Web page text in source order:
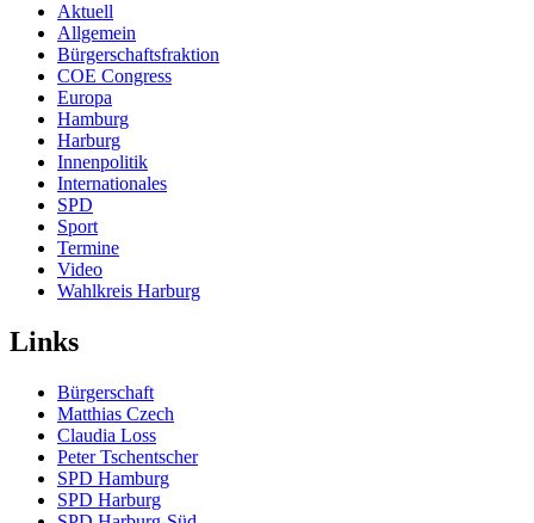
Aktuell
Allgemein
Bürgerschaftsfraktion
COE Congress
Europa
Hamburg
Harburg
Innenpolitik
Internationales
SPD
Sport
Termine
Video
Wahlkreis Harburg
Links
Bürgerschaft
Matthias Czech
Claudia Loss
Peter Tschentscher
SPD Hamburg
SPD Harburg